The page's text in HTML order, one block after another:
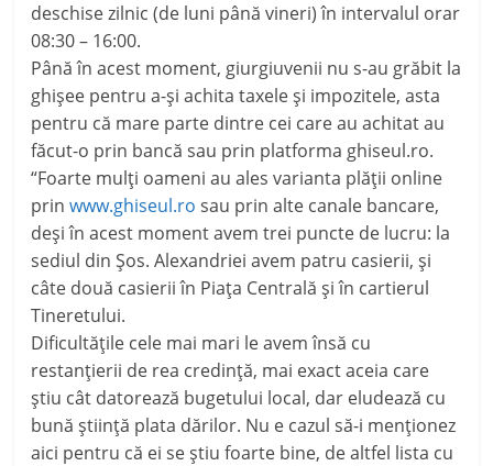
deschise zilnic (de luni până vineri) în intervalul orar
08:30 – 16:00.
Până în acest moment, giurgiuvenii nu s-au grăbit la
ghișee pentru a-și achita taxele și impozitele, asta
pentru că mare parte dintre cei care au achitat au
făcut-o prin bancă sau prin platforma ghiseul.ro.
“Foarte mulți oameni au ales varianta plății online
prinwww.ghiseul.ro sau prin alte canale bancare,
deși în acest moment avem trei puncte de lucru: la
sediul din Șos. Alexandriei avem patru casierii, și
câte două casierii în Piața Centrală și în cartierul
Tineretului.
Dificultățile cele mai mari le avem însă cu
restanțierii de rea credință, mai exact aceia care
știu cât datorează bugetului local, dar eludează cu
bună știință plata dărilor. Nu e cazul să-i menționez
aici pentru că ei se știu foarte bine, de altfel lista cu